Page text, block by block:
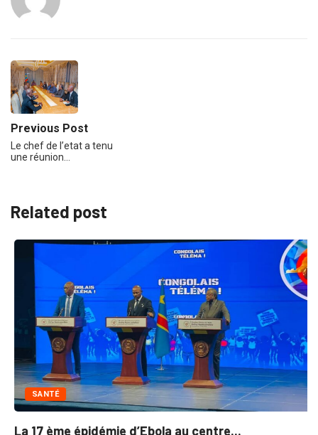
Previous Post
Le chef de l’etat a tenu
une réunion…
Related post
SANTÉ
La 17 ème épidémie d’Ebola au centre...